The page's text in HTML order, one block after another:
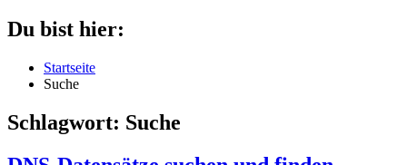
Du bist hier:
Startseite
Suche
Schlagwort: Suche